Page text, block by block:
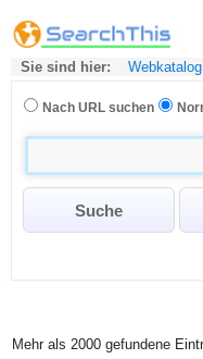
Sie sind hier: Webkatalog
Nach URL suchen
Mehr als 2000 gefundene